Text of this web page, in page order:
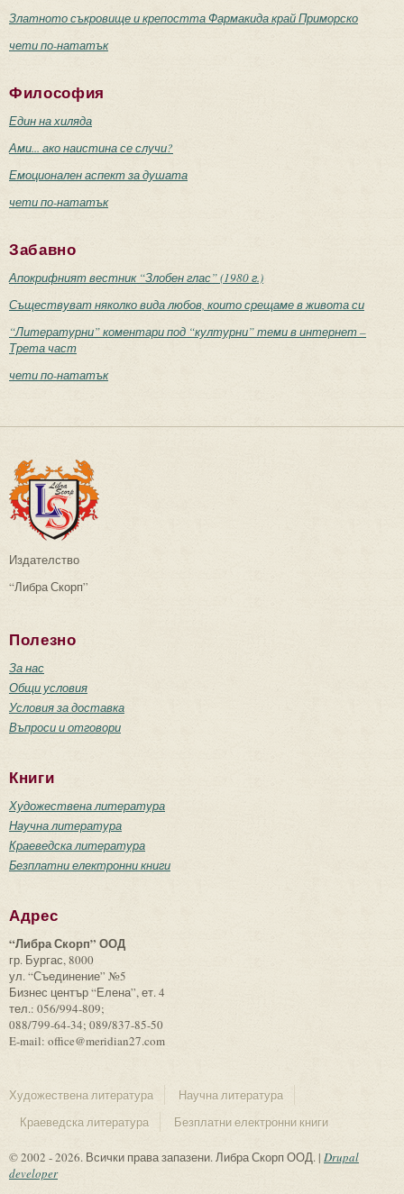
Златното съкровище и крепостта Фармакида край Приморско
чети по-нататък
Философия
Един на хиляда
Ами... ако наистина се случи?
Емоционален аспект за душата
чети по-нататък
Забавно
Апокрифният вестник “Злобен глас” (1980 г.)
Съществуват няколко вида любов, които срещаме в живота си
“Литературни” коментари под “културни” теми в интернет –
Трета част
чети по-нататък
Издателство
“Либра Скорп”
Полезно
За нас
Общи условия
Условия за доставка
Въпроси и отговори
Книги
Художествена литература
Научна литература
Краеведска литература
Безплатни електронни книги
Адрес
“Либра Скорп” ООД
гр. Бургас, 8000
ул. “Съединение” №5
Бизнес център “Елена”, ет. 4
тел.: 056/994-809;
088/799-64-34; 089/837-85-50
E-mail: office@meridian27.com
Художествена литература
Научна литература
Краеведска литература
Безплатни електронни книги
© 2002 - 2026. Всички права запазени. Либра Скорп ООД. | Drupal
developer